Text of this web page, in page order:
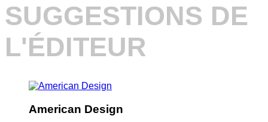
SUGGESTIONS DE
L'ÉDITEUR
American Design